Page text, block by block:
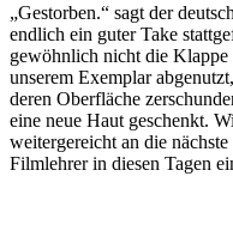
„Gestorben.“ sagt der
endlich ein guter Take
gewöhnlich nicht die Klappe
unserem Exemplar
deren Oberfläche
eine neue Haut geschenkt.
weitergereicht an die
Filmlehrer in diesen Tagen